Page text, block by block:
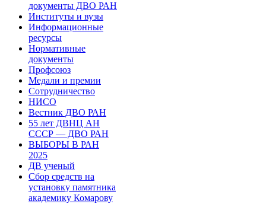
документы ДВО РАН
Институты и вузы
Информационные
ресурсы
Нормативные
документы
Профсоюз
Медали и премии
Сотрудничество
НИСО
Вестник ДВО РАН
55 лет ДВНЦ АН
СССР — ДВО РАН
ВЫБОРЫ В РАН
2025
ДВ ученый
Сбор средств на
установку памятника
академику Комарову